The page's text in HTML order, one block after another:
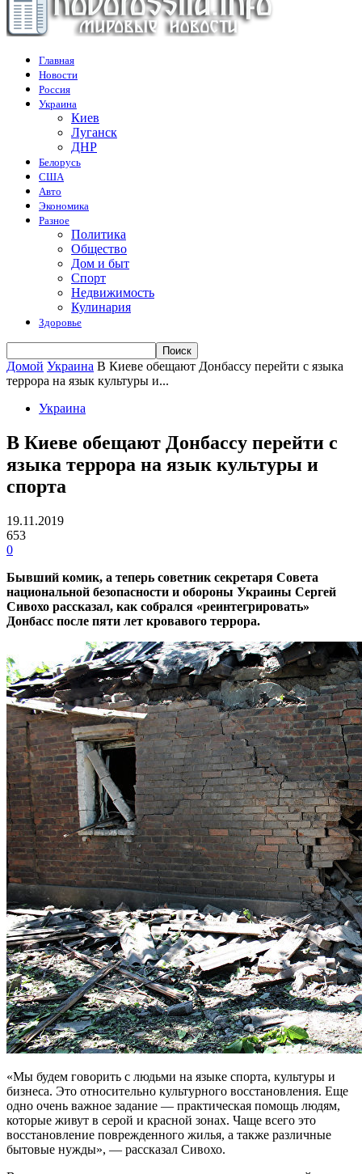
Главная
Новости
Россия
Украина
Киев
Луганск
ДНР
Белорусь
США
Авто
Экономика
Разное
Политика
Общество
Дом и быт
Спорт
Недвижимость
Кулинария
Здоровье
Домой Украина В Киеве обещают Донбассу перейти с языка
террора на язык культуры и...
Украина
В Киеве обещают Донбассу перейти с
языка террора на язык культуры и
спорта
19.11.2019
653
0
Бывший комик, а теперь советник секретаря Совета
национальной безопасности и обороны Украины Сергей
Сивохо рассказал, как собрался «реинтегрировать»
Донбасс после пяти лет кровавого террора.
«Мы будем говорить с людьми на языке спорта, культуры и
бизнеса. Это относительно культурного восстановления. Еще
одно очень важное задание — практическая помощь людям,
которые живут в серой и красной зонах. Чаще всего это
восстановление поврежденного жилья, а также различные
бытовые нужды», — рассказал Сивохо.